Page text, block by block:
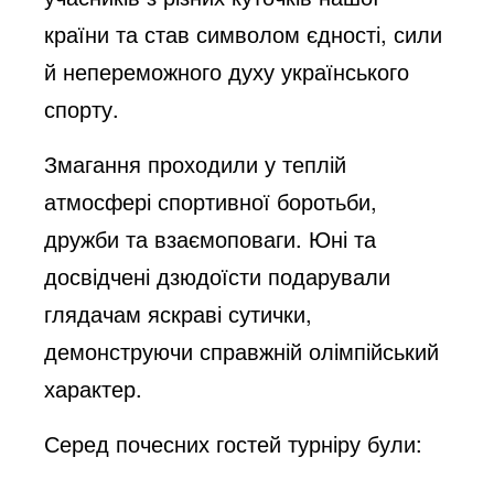
країни та став символом єдності, сили
й непереможного духу українського
спорту.
Змагання проходили у теплій
атмосфері спортивної боротьби,
дружби та взаємоповаги. Юні та
досвідчені дзюдоїсти подарували
глядачам яскраві сутички,
демонструючи справжній олімпійський
характер.
Серед почесних гостей турніру були: